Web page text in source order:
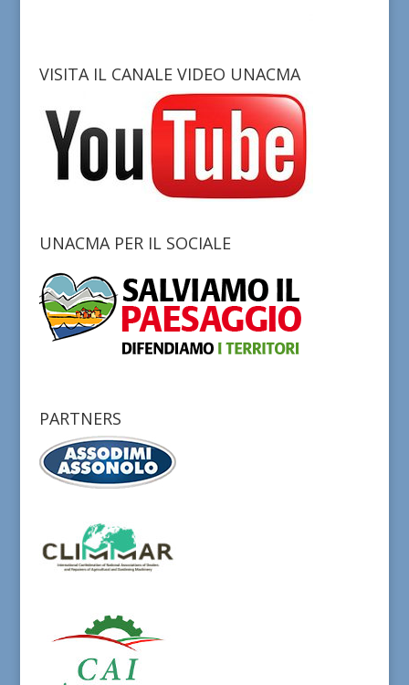
VISITA IL CANALE VIDEO UNACMA
UNACMA PER IL SOCIALE
PARTNERS